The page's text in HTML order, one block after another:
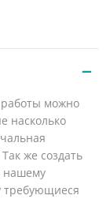
работы можно
насколько
же создать
нашему
требующиеся